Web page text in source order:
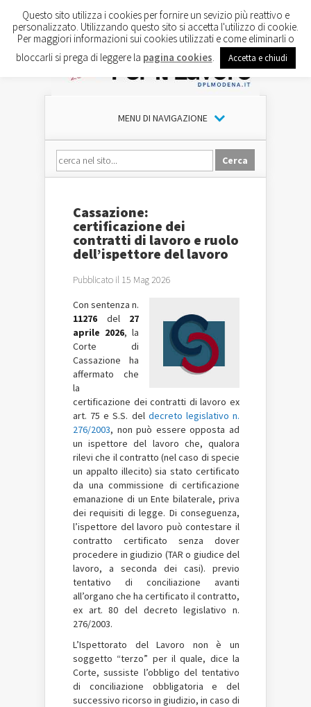
MENU DI NAVIGAZIONE
Cassazione:
certificazione dei
contratti di lavoro e ruolo
dell’ispettore del lavoro
Pubblicato il 15 Mag 2026
Con sentenza n.
11276 del 27
aprile 2026, la
Corte di
Cassazione ha
affermato che
la
certificazione dei contratti di lavoro ex
art. 75 e S.S. del decreto legislativo n.
276/2003, non può essere opposta ad
un ispettore del lavoro che, qualora
rilevi che il contratto (nel caso di specie
un appalto illecito) sia stato certificato
da una commissione di certificazione
emanazione di un Ente bilaterale, priva
dei requisiti di legge. Di conseguenza,
l’ispettore del lavoro può contestare il
contratto certificato senza dover
procedere in giudizio (TAR o giudice del
lavoro, a seconda dei casi). previo
tentativo di conciliazione avanti
all’organo che ha certificato il contratto,
ex art. 80 del decreto legislativo n.
276/2003.
L’Ispettorato del Lavoro non è un
soggetto “terzo” per il quale, dice la
Corte, sussiste l’obbligo del tentativo
di conciliazione obbligatoria e del
successivo ricorso in giudizio, in caso di
Questo sito utilizza i cookies per fornire un sevizio più reattivo e
personalizzato. Utilizzando questo sito si accetta l'utilizzo di cookie.
Per maggiori informazioni sui cookies utilizzati e come eliminarli o
bloccarli si prega di leggere la pagina cookies Accetta e chiudi